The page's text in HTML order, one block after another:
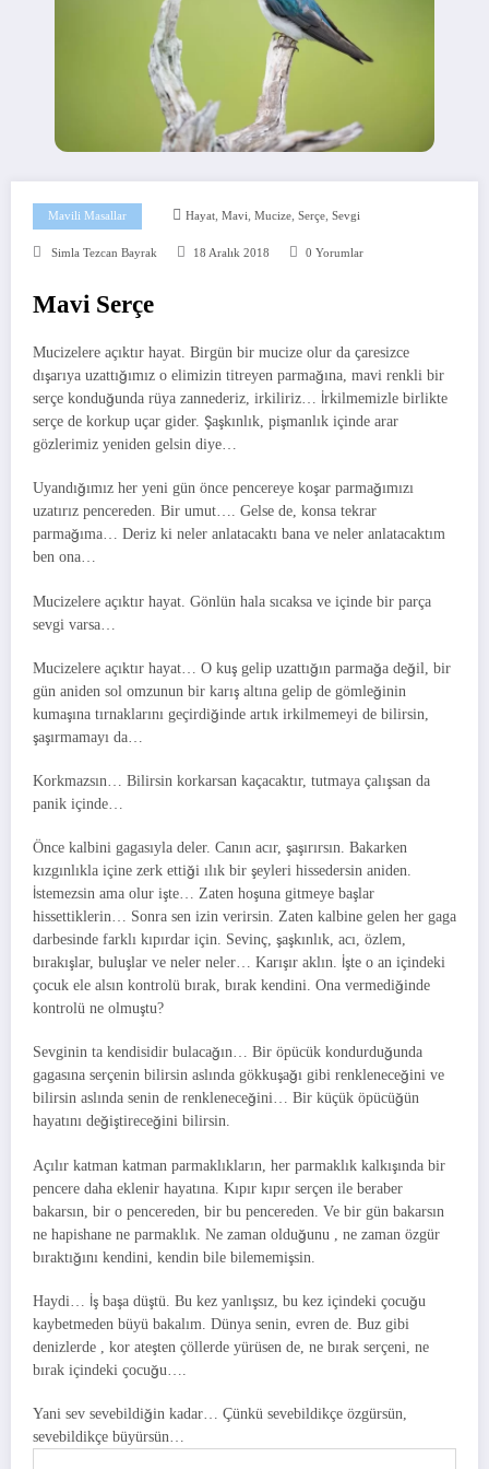
Mavili Masallar Hayat, Mavi, Mucize, Serçe, Sevgi
Simla Tezcan Bayrak 18 Aralık 2018 0 Yorumlar
Mavi Serçe
Mucizelere açıktır hayat. Birgün bir mucize olur da çaresizce
dışarıya uzattığımız o elimizin titreyen parmağına, mavi renkli bir
serçe konduğunda rüya zannederiz, irkiliriz… İrkilmemizle birlikte
serçe de korkup uçar gider. Şaşkınlık, pişmanlık içinde arar
gözlerimiz yeniden gelsin diye…
Uyandığımız her yeni gün önce pencereye koşar parmağımızı
uzatırız pencereden. Bir umut…. Gelse de, konsa tekrar
parmağıma… Deriz ki neler anlatacaktı bana ve neler anlatacaktım
ben ona…
Mucizelere açıktır hayat. Gönlün hala sıcaksa ve içinde bir parça
sevgi varsa…
Mucizelere açıktır hayat… O kuş gelip uzattığın parmağa değil, bir
gün aniden sol omzunun bir karış altına gelip de gömleğinin
kumaşına tırnaklarını geçirdiğinde artık irkilmemeyi de bilirsin,
şaşırmamayı da…
Korkmazsın… Bilirsin korkarsan kaçacaktır, tutmaya çalışsan da
panik içinde…
Önce kalbini gagasıyla deler. Canın acır, şaşırırsın. Bakarken
kızgınlıkla içine zerk ettiği ılık bir şeyleri hissedersin aniden.
İstemezsin ama olur işte… Zaten hoşuna gitmeye başlar
hissettiklerin… Sonra sen izin verirsin. Zaten kalbine gelen her gaga
darbesinde farklı kıpırdar için. Sevinç, şaşkınlık, acı, özlem,
bırakışlar, buluşlar ve neler neler… Karışır aklın. İşte o an içindeki
çocuk ele alsın kontrolü bırak, bırak kendini. Ona vermediğinde
kontrolü ne olmuştu?
Sevginin ta kendisidir bulacağın… Bir öpücük kondurduğunda
gagasına serçenin bilirsin aslında gökkuşağı gibi renkleneceğini ve
bilirsin aslında senin de renkleneceğini… Bir küçük öpücüğün
hayatını değiştireceğini bilirsin.
Açılır katman katman parmaklıkların, her parmaklık kalkışında bir
pencere daha eklenir hayatına. Kıpır kıpır serçen ile beraber
bakarsın, bir o pencereden, bir bu pencereden. Ve bir gün bakarsın
ne hapishane ne parmaklık. Ne zaman olduğunu , ne zaman özgür
bıraktığını kendini, kendin bile bilememişsin.
Haydi… İş başa düştü. Bu kez yanlışsız, bu kez içindeki çocuğu
kaybetmeden büyü bakalım. Dünya senin, evren de. Buz gibi
denizlerde , kor ateşten çöllerde yürüsen de, ne bırak serçeni, ne
bırak içindeki çocuğu….
Yani sev sevebildiğin kadar… Çünkü sevebildikçe özgürsün,
sevebildikçe büyürsün…